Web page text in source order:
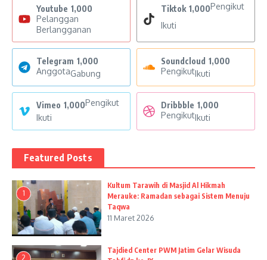
Youtube 1,000
Pelanggan
Berlangganan
Tiktok 1,000Pengikut
Ikuti
Telegram 1,000
AnggotaGabung
Soundcloud 1,000
PengikutIkuti
Vimeo 1,000Pengikut
Ikuti
Dribbble 1,000
PengikutIkuti
Featured Posts
1
Kultum Tarawih di Masjid Al Hikmah
Merauke: Ramadan sebagai Sistem Menuju
Taqwa
11 Maret 2026
2
Tajdied Center PWM Jatim Gelar Wisuda